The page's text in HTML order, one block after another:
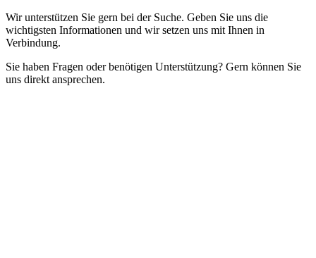
Wir unterstützen Sie gern bei der Suche. Geben Sie uns die
wichtigsten Informationen und wir setzen uns mit Ihnen in
Verbindung.
Sie haben Fragen oder benötigen Unterstützung? Gern können Sie
uns direkt ansprechen.